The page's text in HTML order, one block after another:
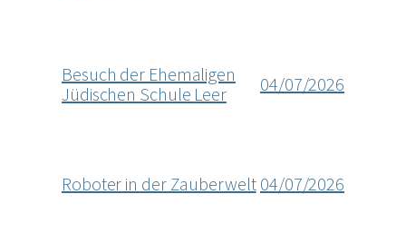
Besuch der Ehemaligen
Jüdischen Schule Leer
04/07/2026
Roboter in der Zauberwelt 04/07/2026